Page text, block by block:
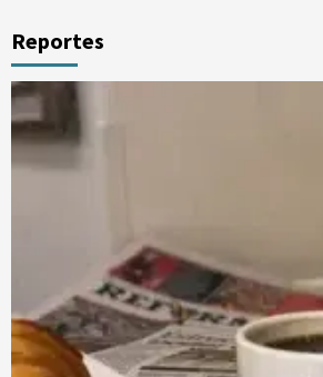
Reportes